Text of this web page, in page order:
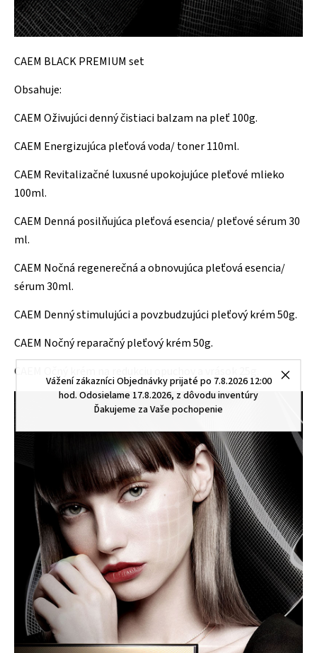
Vážení zákazníci Objednávky prijaté po 7.8.2026 12:00
hod. Odosielame 17.8.2026, z dôvodu inventúry
Ďakujeme za Vaše pochopenie
CAEM BLACK PREMIUM set
Obsahuje:
CAEM Oživujúci denný čistiaci balzam na pleť 100g.
CAEM Energizujúca pleťová voda/ toner 110ml.
CAEM Revitalizačné luxusné upokojujúce pleťové mlieko
100ml.
CAEM Denná posilňujúca pleťová esencia/ pleťové sérum 30
ml.
CAEM Nočná regenerečná a obnovujúca pleťová esencia/
sérum 30ml.
CAEM Denný stimulujúci a povzbudzujúci pleťový krém 50g.
CAEM Nočný reparačný pleťový krém 50g.
CAEM Očný krém na redukciu opuchov a vrások 25g.